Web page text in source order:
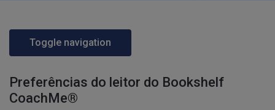
Toggle navigation
Preferências do leitor do Bookshelf
CoachMe®